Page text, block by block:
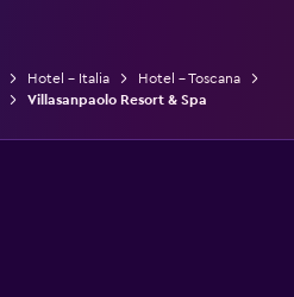
Hotel - Italia
Hotel - Toscana
Villasanpaolo Resort & Spa